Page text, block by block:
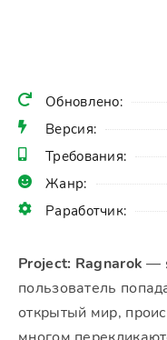
Обновлено:
Версия:
Требования:
Жанр:
Раработчик:
Project: Ragnarok —
пользователь
открытый мир,